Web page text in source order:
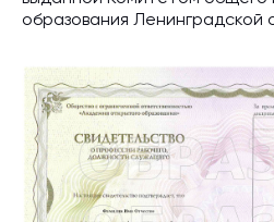
образования Ленинградской